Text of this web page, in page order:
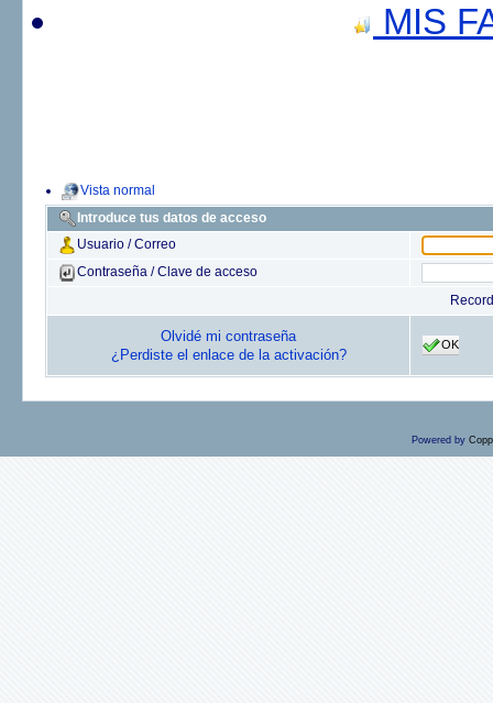
MIS
Vista normal
Introduce tus datos de acceso
Usuario / Correo
Contraseña / Clave de acceso
Olvidé mi contraseña
¿Perdiste el enlace de la activación?
OK
Powered by